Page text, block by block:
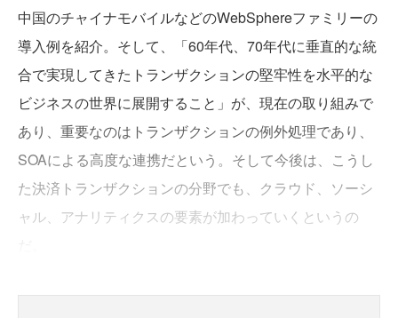
中国のチャイナモバイルなどのWebSphereファミリーの
導入例を紹介。そして、「60年代、70年代に垂直的な統
合で実現してきたトランザクションの堅牢性を水平的な
ビジネスの世界に展開すること」が、現在の取り組みで
あり、重要なのはトランザクションの例外処理であり、
SOAによる高度な連携だという。そして今後は、こうし
た決済トランザクションの分野でも、クラウド、ソーシ
ャル、アナリティクスの要素が加わっていくというの